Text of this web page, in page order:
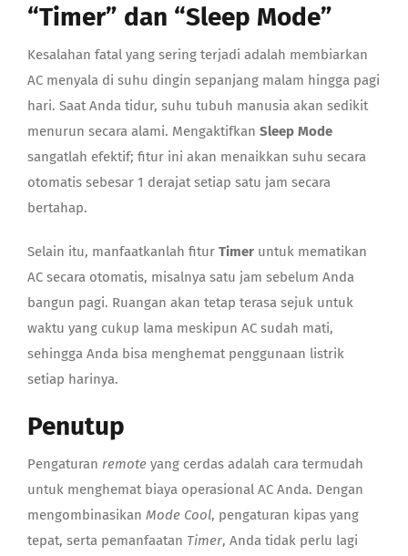
“Timer” dan “Sleep Mode”
Kesalahan fatal yang sering terjadi adalah membiarkan
AC menyala di suhu dingin sepanjang malam hingga pagi
hari. Saat Anda tidur, suhu tubuh manusia akan sedikit
menurun secara alami. Mengaktifkan Sleep Mode
sangatlah efektif; fitur ini akan menaikkan suhu secara
otomatis sebesar 1 derajat setiap satu jam secara
bertahap.
Selain itu, manfaatkanlah fitur Timer untuk mematikan
AC secara otomatis, misalnya satu jam sebelum Anda
bangun pagi. Ruangan akan tetap terasa sejuk untuk
waktu yang cukup lama meskipun AC sudah mati,
sehingga Anda bisa menghemat penggunaan listrik
setiap harinya.
Penutup
Pengaturan remote yang cerdas adalah cara termudah
untuk menghemat biaya operasional AC Anda. Dengan
mengombinasikan Mode Cool, pengaturan kipas yang
tepat, serta pemanfaatan Timer, Anda tidak perlu lagi